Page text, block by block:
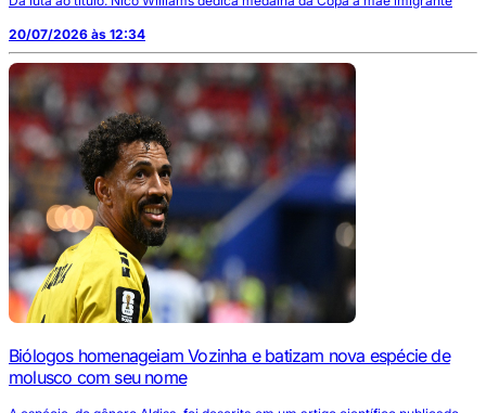
20/07/2026 às 12:34
Biólogos homenageiam Vozinha e batizam nova espécie de
molusco com seu nome